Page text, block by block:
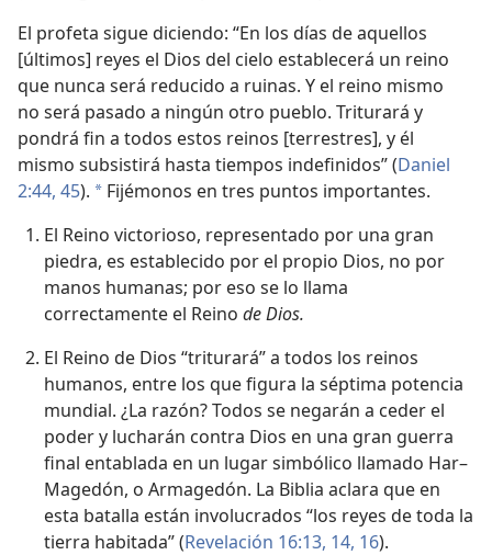
El profeta sigue diciendo: “En los días de aquellos
[últimos] reyes el Dios del cielo establecerá un reino
que nunca será reducido a ruinas. Y el reino mismo
no será pasado a ningún otro pueblo. Triturará y
pondrá fin a todos estos reinos [terrestres], y él
mismo subsistirá hasta tiempos indefinidos” (Daniel
2:44, 45). * Fijémonos en tres puntos importantes.
El Reino victorioso, representado por una gran
piedra, es establecido por el propio Dios, no por
manos humanas; por eso se lo llama
correctamente el Reino de Dios.
El Reino de Dios “triturará” a todos los reinos
humanos, entre los que figura la séptima potencia
mundial. ¿La razón? Todos se negarán a ceder el
poder y lucharán contra Dios en una gran guerra
final entablada en un lugar simbólico llamado Har–
Magedón, o Armagedón. La Biblia aclara que en
esta batalla están involucrados “los reyes de toda la
tierra habitada” (Revelación 16:13, 14, 16).